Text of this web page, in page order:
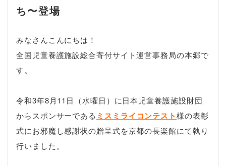
ち〜登場
みなさんこんにちは！
全国児童養護施設総合寄付サイト運営事務局の本郷で
す。
令和3年8月11日（水曜日）に日本児童養護施設財団
からスポンサーである ミスミライコンテスト様の表彰
式にお邪魔し感謝状の贈呈式を京都の長楽館にて執り
行いました。